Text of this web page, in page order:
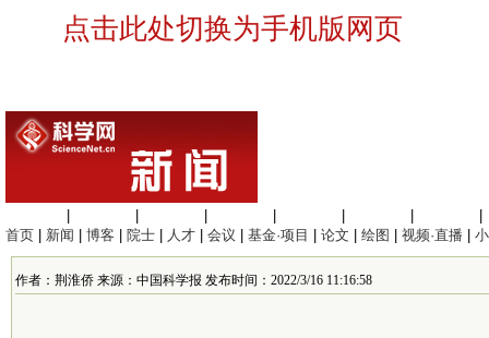
点击此处切换为手机版网页
首页
新闻 博客 院士 人才 会议 基金·项目 论文 绘图 视频·直播
作者：荆淮侨 来源：中国科学报 发布时间：2022/3/16 11:16:58